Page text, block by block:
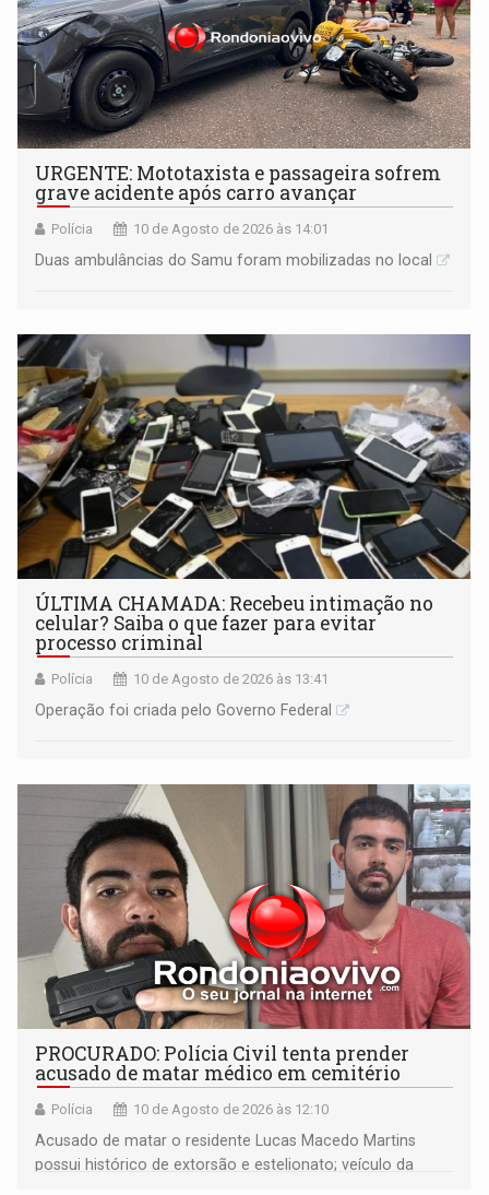
URGENTE: Mototaxista e passageira sofrem
grave acidente após carro avançar
Polícia 10 de Agosto de 2026 às 14:01
Duas ambulâncias do Samu foram mobilizadas no local
ÚLTIMA CHAMADA: Recebeu intimação no
celular? Saiba o que fazer para evitar
processo criminal
Polícia 10 de Agosto de 2026 às 13:41
Operação foi criada pelo Governo Federal
PROCURADO: Polícia Civil tenta prender
acusado de matar médico em cemitério
Polícia 10 de Agosto de 2026 às 12:10
Acusado de matar o residente Lucas Macedo Martins
possui histórico de extorsão e estelionato; veículo da